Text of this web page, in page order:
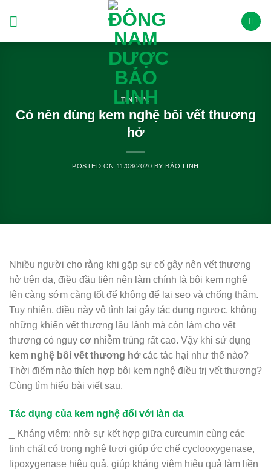
TIN TỨC
Có nên dùng kem nghệ bôi vết thương
hở
POSTED ON 11/08/2020 BY BẢO LINH
Nhiều người cho rằng khi gặp sự cố gây nên vết thương
hở trên da, điều đầu tiên nên làm chính là bôi kem nghệ
lên càng sớm càng tốt để không để lại sẹo và chống thâm.
Tuy nhiên, điều này vô tình lại gây tác dụng ngược, không
những khiến vết thương lâu lành mà còn làm cho vết
thương có nguy cơ nhiễm trùng rất cao. Vậy khi sử dụng
kem nghệ bôi vết thương hởcác tác hại như thế nào?
Thời điểm nào thích hợp bôi kem nghệ điều trị vết thương?
Cùng tìm hiểu bài viết sau.
Tác dụng của kem nghệ đối với làn da
_ Kháng viêm: nhờ sự kết hợp giữa curcumin cùng các
tinh chất có trong nghệ tươi giúp ức chế cyclooxygenase,
lipoxygenase hiệu quả, giúp kháng viêm hiệu quả làm liền